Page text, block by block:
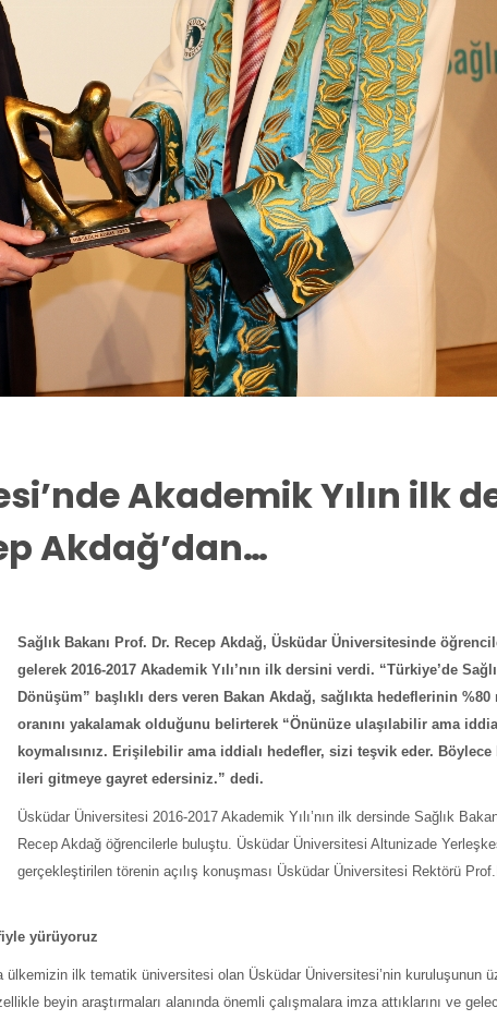
Akademik Yılın ilk
Akdağ’dan…
Sağlık Bakanı Prof. Dr. Recep Akdağ, Üsküdar Üniversitesinde
gelerek 2016-2017 Akademik Yılı’nın ilk dersini verdi. “Türkiye’de
Dönüşüm” başlıklı ders veren Bakan Akdağ, sağlıkta hedeflerinin
oranını yakalamak olduğunu belirterek “Önünüze ulaşılabilir ama
koymalısınız. Erişilebilir ama iddialı hedefler, sizi teşvik eder. Böylece
ileri gitmeye gayret edersiniz.” dedi.
Üsküdar Üniversitesi 2016-2017 Akademik Yılı’nın ilk dersinde Sağlık
Recep Akdağ öğrencilerle buluştu. Üsküdar Üniversitesi Altunizade
gerçekleştirilen törenin açılış konuşması Üsküdar Üniversitesi Rektörü
yürüyoruz
ülkemizin ilk tematik üniversitesi olan Üsküdar Üniversitesi’nin kuruluşunun
beyin araştırmaları alanında önemli çalışmalara imza attıklarını ve